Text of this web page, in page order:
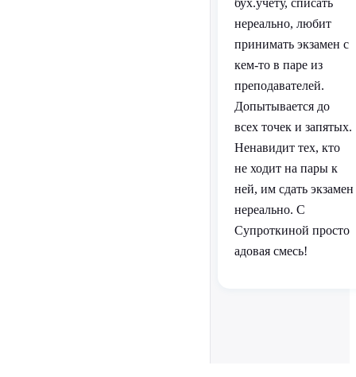
бух.учету, списать
нереально, любит
принимать экзамен с
кем-то в паре из
преподавателей.
Допытывается до
всех точек и запятых.
Ненавидит тех, кто
не ходит на пары к
ней, им сдать экзамен
нереально. С
Супроткиной просто
адовая смесь!